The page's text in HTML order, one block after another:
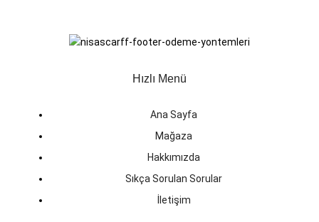
Hızlı Menü
Ana Sayfa
Mağaza
Hakkımızda
Sıkça Sorulan Sorular
İletişim